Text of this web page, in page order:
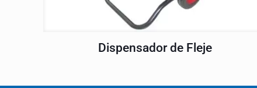
Dispensador de Fleje